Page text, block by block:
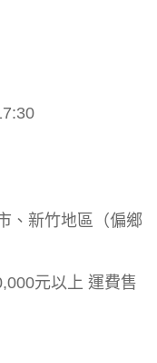
、新竹地區（偏鄉
元以上 運費售